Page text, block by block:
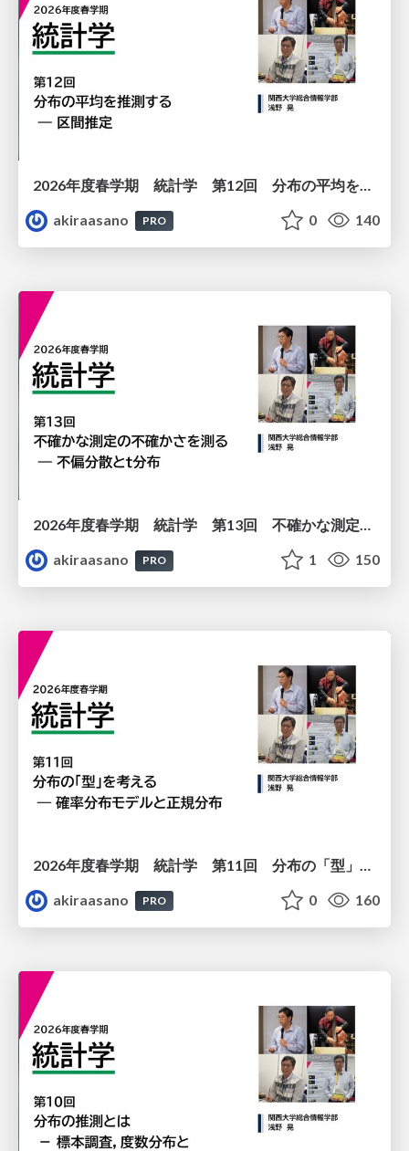
2026年度春学期 統計学 第12回 分布の平均を推測する ― 区間推定 (2026. 6. 18)
akiraasano
PRO 0 140
2026年度春学期 統計学 第13回 不確かな測定の不確かさを測る ― 不偏分散とt分布 (2026. 6. 25)
akiraasano
PRO 1 150
2026年度春学期 統計学 第11回 分布の「型」を考える － 確率分布モデルと正規分布 (2026. 6. 11)
akiraasano
PRO 0 160